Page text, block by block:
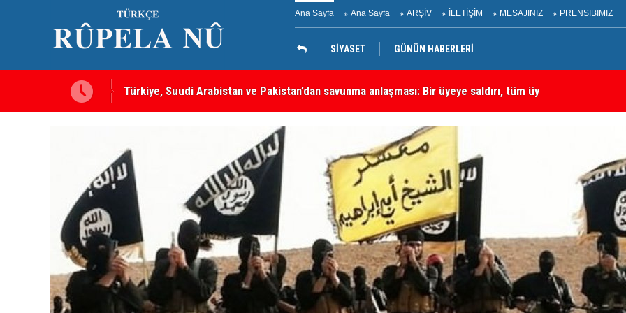
Ana Sayfa Ana Sayfa ARŞİV İLETİŞİM MESAJINIZ PRENSIBIMIZ
SİYASET GÜNÜN HABERLERİ
Türkiye, Suudi Arabistan ve Pakistan’dan savunma anlaşması: Bir üyeye saldırı, tüm üyelere yapılmış
MEI Raporu: Peşmerge, Washington'ın Ortadoğu'daki En Önemli Güvenlik Ortaklarından Biri